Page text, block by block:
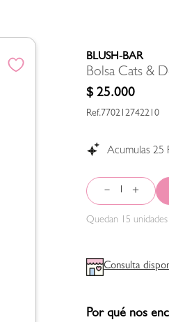
BLUSH-BAR
Bolsa Cats &
$ 25.000
770212742210
Acumulas25
＋
－
Quedan 15
Consulta
Por qué nos